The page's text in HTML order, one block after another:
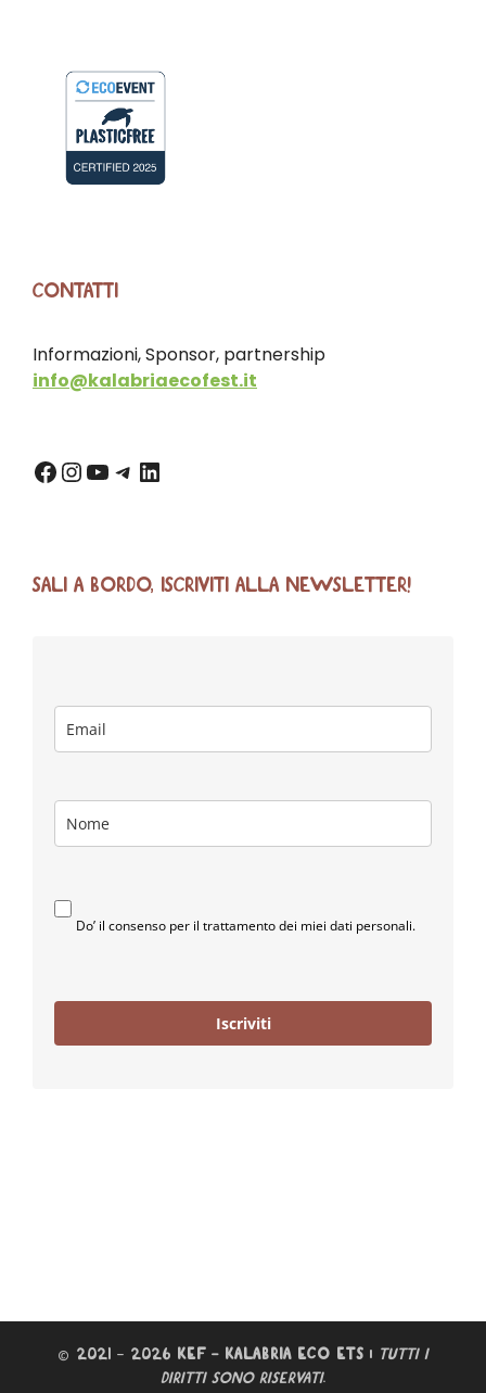
CONTATTI
Informazioni, Sponsor, partnership
info@kalabriaecofest.it
SALI A BORDO, ISCRIVITI ALLA NEWSLETTER!
Do’ il consenso per il trattamento dei miei dati personali.
Iscriviti
© 2021 – 2026 KEF – KALABRIA ECO ETS | TUTTI I
DIRITTI SONO RISERVATI.